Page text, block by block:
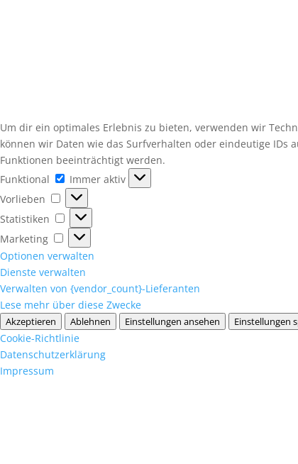
Um dir ein optimales Erlebnis zu bieten, verwenden wir
können wir Daten wie das Surfverhalten oder eindeutige
Funktionen beeinträchtigt werden.
Funktional
Funktional
Immer aktiv
Vorlieben
Vorlieben
Statistiken
Statistiken
Marketing
Marketing
Optionen verwalten
Dienste verwalten
Verwalten von {vendor_count}-Lieferanten
Lese mehr über diese Zwecke
Akzeptieren Ablehnen Einstellungen ansehen Einstellungen
Cookie-Richtlinie
Datenschutzerklärung
Impressum